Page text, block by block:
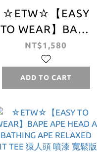
☆ETW☆【EASY
TO WEAR】BAPE
ABC CAMO
BOTTLE OPENER
猿人 迷彩 開瓶器
NT$1,580
ADD TO CART